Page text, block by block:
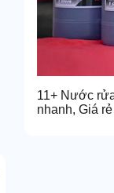
11+ Nước
nhanh, Giá rẻ